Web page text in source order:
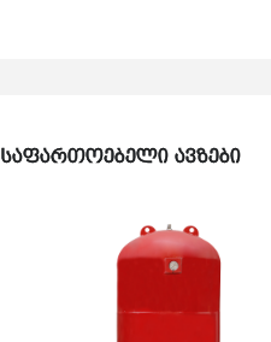
საფართოებელი ავზები